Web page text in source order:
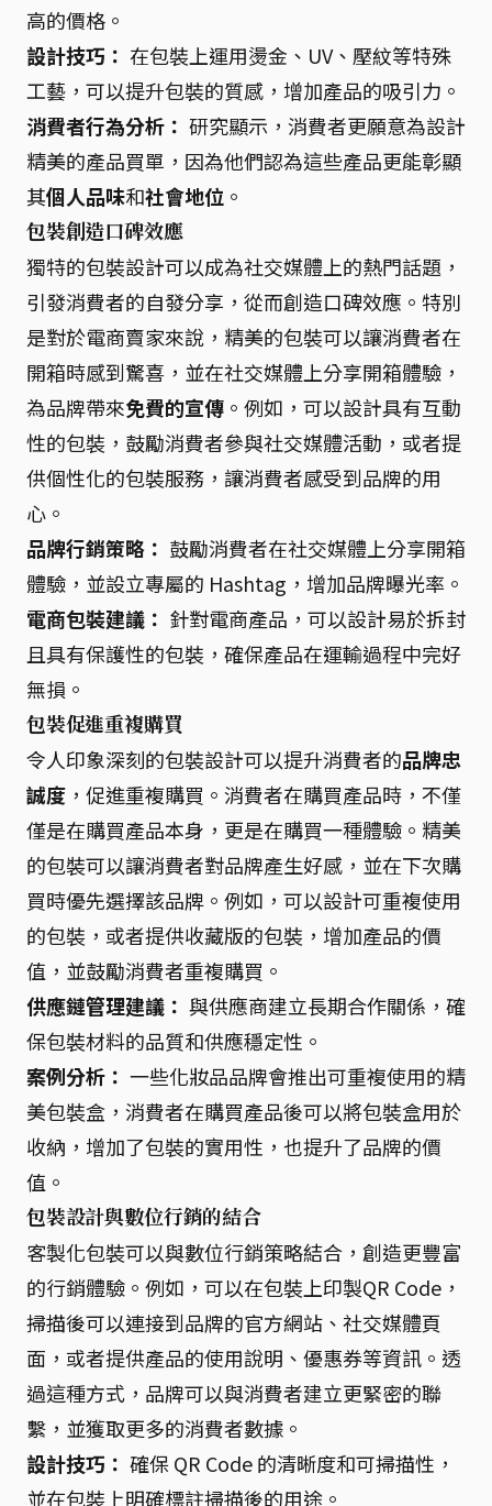
高的價格。
設計技巧： 在包裝上運用燙金、UV、壓紋等特殊
工藝，可以提升包裝的質感，增加產品的吸引力。
消費者行為分析： 研究顯示，消費者更願意為設計
精美的產品買單，因為他們認為這些產品更能彰顯
其個人品味和社會地位 。
包裝創造口碑效應
獨特的包裝設計可以成為社交媒體上的熱門話題，
引發消費者的自發分享，從而創造口碑效應。特別
是對於電商賣家來說，精美的包裝可以讓消費者在
開箱時感到驚喜，並在社交媒體上分享開箱體驗，
為品牌帶來免費的宣傳 。例如，可以設計具有互動
性的包裝，鼓勵消費者參與社交媒體活動，或者提
供個性化的包裝服務，讓消費者感受到品牌的用
心。
品牌行銷策略： 鼓勵消費者在社交媒體上分享開箱
體驗，並設立專屬的 Hashtag，增加品牌曝光率。
電商包裝建議： 針對電商產品，可以設計易於拆封
且具有保護性的包裝，確保產品在運輸過程中完好
無損。
包裝促進重複購買
令人印象深刻的包裝設計可以提升消費者的品牌忠
誠度 ，促進重複購買。消費者在購買產品時，不僅
僅是在購買產品本身，更是在購買一種體驗。精美
的包裝可以讓消費者對品牌產生好感，並在下次購
買時優先選擇該品牌。例如，可以設計可重複使用
的包裝，或者提供收藏版的包裝，增加產品的價
值，並鼓勵消費者重複購買。
供應鏈管理建議： 與供應商建立長期合作關係，確
保包裝材料的品質和供應穩定性。
案例分析： 一些化妝品品牌會推出可重複使用的精
美包裝盒，消費者在購買產品後可以將包裝盒用於
收納，增加了包裝的實用性，也提升了品牌的價
值。
包裝設計與數位行銷的結合
客製化包裝可以與數位行銷策略結合，創造更豐富
的行銷體驗。例如，可以在包裝上印製QR Code，
掃描後可以連接到品牌的官方網站、社交媒體頁
面，或者提供產品的使用說明、優惠券等資訊。透
過這種方式，品牌可以與消費者建立更緊密的聯
繫，並獲取更多的消費者數據。
設計技巧： 確保 QR Code 的清晰度和可掃描性，
並在包裝上明確標註掃描後的用途。